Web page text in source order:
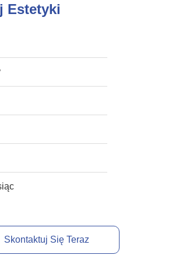
Estetyki
Skontaktuj Się Teraz